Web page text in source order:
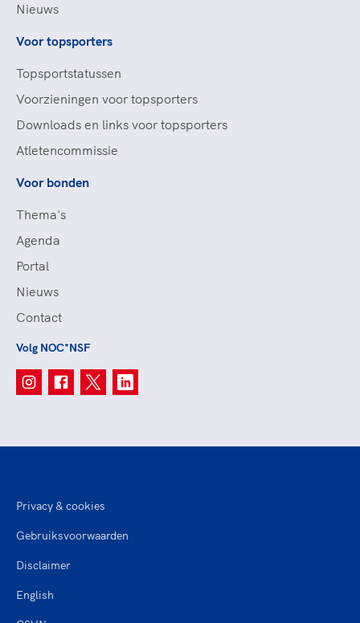
Nieuws
Voor topsporters
Topsportstatussen
Voorzieningen voor topsporters
Downloads en links voor topsporters
Atletencommissie
Voor bonden
Thema's
Agenda
Portal
Nieuws
Contact
Volg NOC*NSF
Privacy & cookies
Gebruiksvoorwaarden
Disclaimer
English